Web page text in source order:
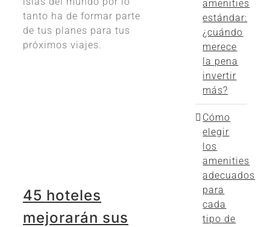
tanto ha de formar parte
de tus planes para tus
próximos viajes.
45 hoteles
mejorarán sus
amenities
estándar:
¿cuándo
merece
la pena
invertir
más?
Cómo
elegir
los
amenities
adecuados
para
cada
tipo de